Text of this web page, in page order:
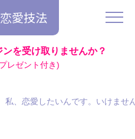
愛技法
を受け取りませんか？
レゼント付き)
私、恋愛したいんです。いけませ